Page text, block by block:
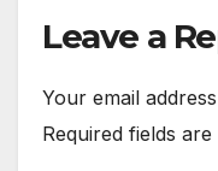
Leave a
Your email
Required fields